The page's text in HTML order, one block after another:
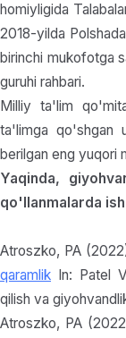
homiyligida
2018-yilda
birinchi mukofotga
guruhi rahbari.
Milliy ta'lim
ta'limga qo'shgan
berilgan eng yuqori
Yaqinda,
qo'llanmalarda
Atroszko, PA
qaramlik In: Patel
qilish va
Atroszko, PA